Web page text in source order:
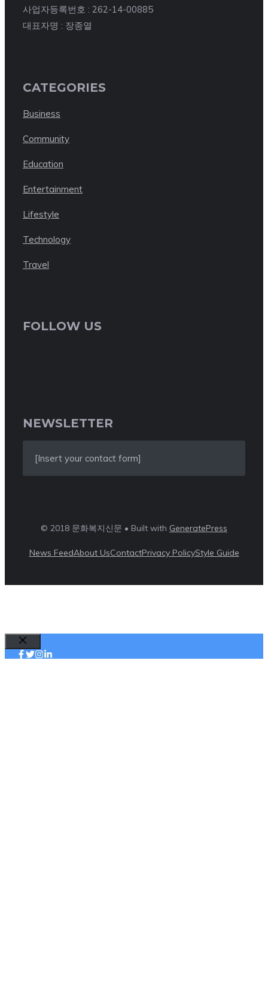
사업자등록번호 : 262-14-00885
대표자명 : 장종열
CATEGORIES
Business
Community
Education
Entertainment
Lifestyle
Technology
Travel
FOLLOW US
NEWSLETTER
[Insert your contact form]
© 2018 문화복지신문 • Built with GeneratePress
News FeedAbout UsContactPrivacy PolicyStyle Guide
Close